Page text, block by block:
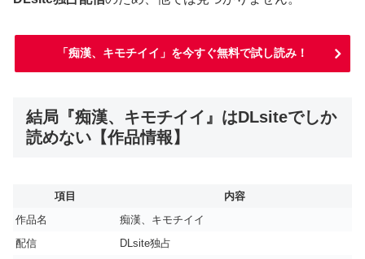
「痴漢、キモチイイ」を今すぐ無料で試し読み！
結局『痴漢、キモチイイ』はDLsiteでしか
読めない【作品情報】
項目
内容
作品名
痴漢、キモチイイ
配信
DLsite独占